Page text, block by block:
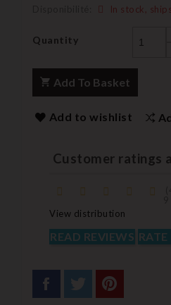
In stock,
Quantity
Add To Basket
Add to wishlist
Customer ratings
View distribution
READ REVIEWS RATE